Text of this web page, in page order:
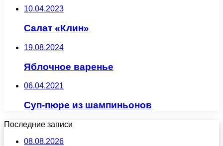
10.04.2023
Салат «Клин»
19.08.2024
Яблочное варенье
06.04.2021
Суп-пюре из шампиньонов
Последние записи
08.08.2026